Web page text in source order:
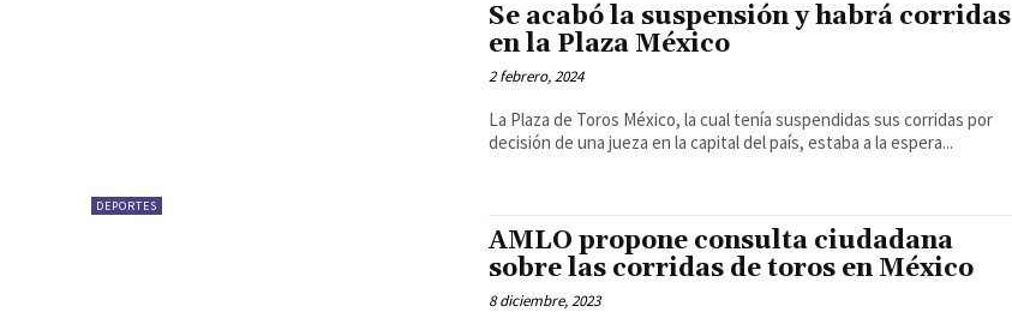
DEPORTES
Se acabó la suspensión y habrá corridas
en la Plaza México
2 febrero, 2024
La Plaza de Toros México, la cual tenía suspendidas sus corridas por
decisión de una jueza en la capital del país, estaba a la espera...
AMLO propone consulta ciudadana
sobre las corridas de toros en México
8 diciembre, 2023